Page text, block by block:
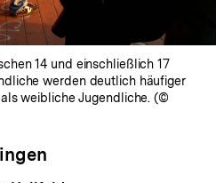
14 und einschließlich 17
werden deutlich häufiger
weibliche Jugendliche. (©